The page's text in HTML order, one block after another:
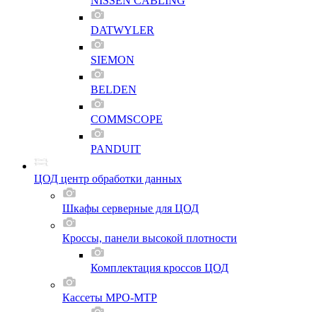
DATWYLER
SIEMON
BELDEN
COMMSCOPE
PANDUIT
ЦОД центр обработки данных
Шкафы серверные для ЦОД
Кроссы, панели высокой плотности
Комплектация кроссов ЦОД
Кассеты MPO-MTP